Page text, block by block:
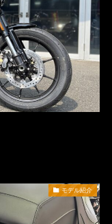
モデル紹介